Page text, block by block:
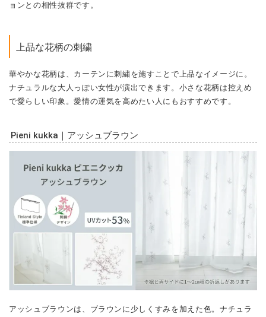
ョンとの相性抜群です。
上品な花柄の刺繍
華やかな花柄は、カーテンに刺繍を施すことで上品なイメージに。
ナチュラルな大人っぽい女性が演出できます。小さな花柄は控えめ
で愛らしい印象。愛情の運気を高めたい人にもおすすめです。
Pieni kukka｜アッシュブラウン
アッシュブラウンは、ブラウンに少しくすみを加えた色。ナチュラ